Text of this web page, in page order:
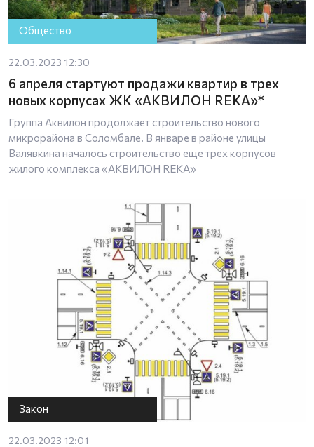
Общество
22.03.2023 12:30
6 апреля стартуют продажи квартир в трех
новых корпусах ЖК «АКВИЛОН REKA»*
Группа Аквилон продолжает строительство нового
микрорайона в Соломбале. В январе в районе улицы
Валявкина началось строительство еще трех корпусов
жилого комплекса «АКВИЛОН REKA»
Закон
22.03.2023 12:01